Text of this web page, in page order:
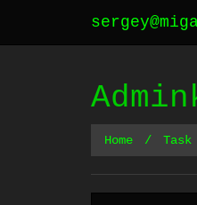
Home Task